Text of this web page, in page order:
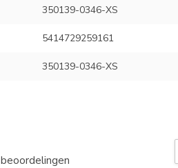
350139-0346-XS
5414729259161
350139-0346-XS
beoordelingen